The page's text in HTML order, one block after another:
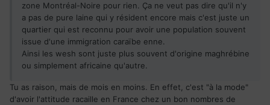
zone Montréal-Noire pour rien. Ça ne veut pas dire qu'il n'y
a pas de pure laine qui y résident encore mais c'est juste un
quartier qui est reconnu pour avoir une population souvent
issue d'une immigration caraïbe enne.
Ainsi les wesh sont juste plus souvent d'origine maghrébine
ou simplement africaine qu'autre.
Tu as raison, mais de mois en moins. En effet, c'est "à la mode"
d'avoir l'attitude racaille en France chez un bon nombres de